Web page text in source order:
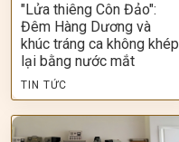
"Lửa thiêng Côn Đảo":
Đêm Hàng Dương và
khúc tráng ca không khép
lại bằng nước mắt
TIN TỨC